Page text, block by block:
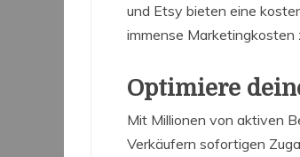
und Etsy bieten eine
immense Marketingkosten
Optimiere
Mit Millionen von aktiven
Verkäufern sofortigen